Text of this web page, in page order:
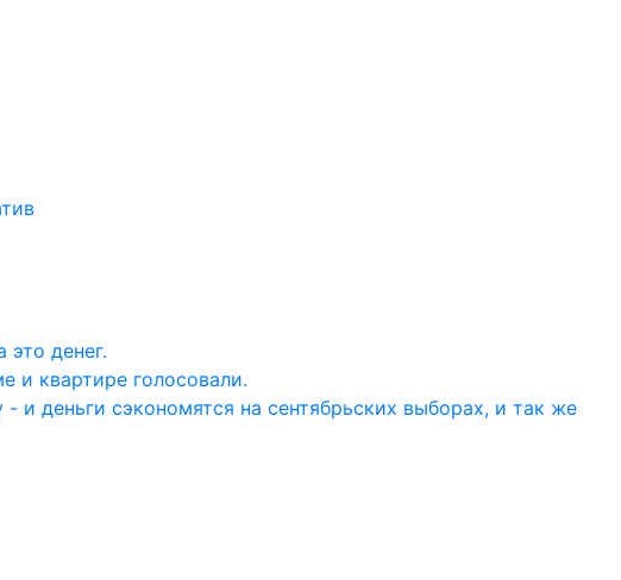
денег.
и квартире голосовали.
и деньги сэкономятся на сентябрьских выборах, и так же